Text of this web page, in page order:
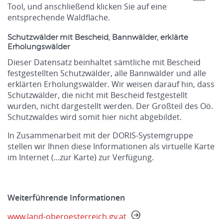
Tool, und anschließend klicken Sie auf eine
entsprechende Waldfläche.
Schutzwälder mit Bescheid, Bannwälder, erklärte
Erholungswälder
Dieser Datensatz beinhaltet sämtliche mit Bescheid
festgestellten Schutzwälder, alle Bannwälder und alle
erklärten Erholungswälder. Wir weisen darauf hin, dass
Schutzwälder, die nicht mit Bescheid festgestellt
wurden, nicht dargestellt werden. Der Großteil des Oö.
Schutzwaldes wird somit hier nicht abgebildet.
In Zusammenarbeit mit der DORIS-Systemgruppe
stellen wir Ihnen diese Informationen als virtuelle Karte
im Internet (...zur Karte) zur Verfügung.
Weiterführende Informationen
www.land-oberoesterreich.gv.at